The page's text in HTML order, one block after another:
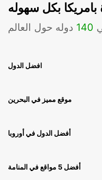
بامريكا بكل سهوله
140 دوله حول العالم
افضل الدول
موقع مميز في البحرين
أفضل الدول في أوروبا
أفضل 5 مواقع في المنامة